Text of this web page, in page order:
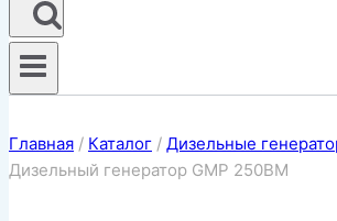
Главная / Каталог / Дизельные
Дизельный генератор GMP 250BM